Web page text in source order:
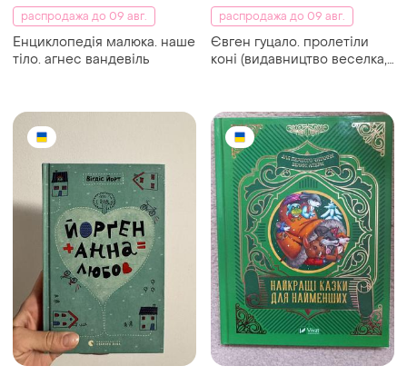
распродажа до 09 авг.
Енциклопедія малюка. наше
тіло. агнес вандевіль
распродажа до 09 авг.
Євген гуцало. пролетіли
коні (видавництво веселка,